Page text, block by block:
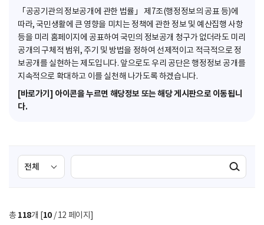
「공공기관의 정보공개에 관한 법률」 제7조(행정정보의 공표 등)에
따라, 국민생활에 큰 영향을 미치는 정책에 관한 정보 및 예산집행 사항
등을 미리 홈페이지에 공표하여 국민의 정보공개 청구가 없더라도 미리
공개의 구체적 범위, 주기 및 방법을 정하여 선제적이고 적극적으로 정
보공개를 실현하는 제도입니다. 앞으로도 우리 공단은 행정정보 공개를
지속적으로 확대하고 이를 실천해 나가도록 하겠습니다.
[바로가기] 아이콘을 누르면 해당정보 또는 해당 게시판으로 이동됩니
다.
검
색
선
색
검색실행
총 118개 [10 / 12 페이지]